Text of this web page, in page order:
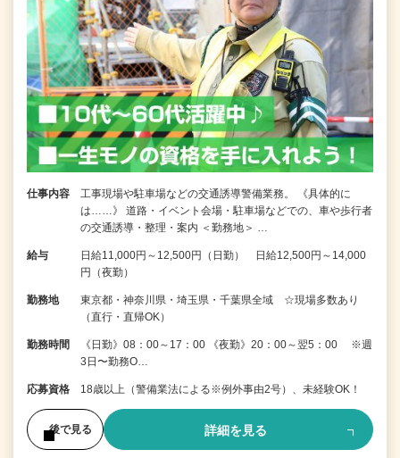
仕事内容
工事現場や駐車場などの交通誘導警備業務。 《具体的に
は……》 道路・イベント会場・駐車場などでの、車や歩行者
の交通誘導・整理・案内 ＜勤務地＞ …
給与
日給11,000円～12,500円（日勤） 日給12,500円～14,000
円（夜勤）
勤務地
東京都・神奈川県・埼玉県・千葉県全域 ☆現場多数あり
（直行・直帰OK）
勤務時間
《日勤》08：00～17：00 《夜勤》20：00～翌5：00 ※週
3日〜勤務O…
応募資格 18歳以上（警備業法による※例外事由2号）、未経験OK！
後で見る 詳細を見る